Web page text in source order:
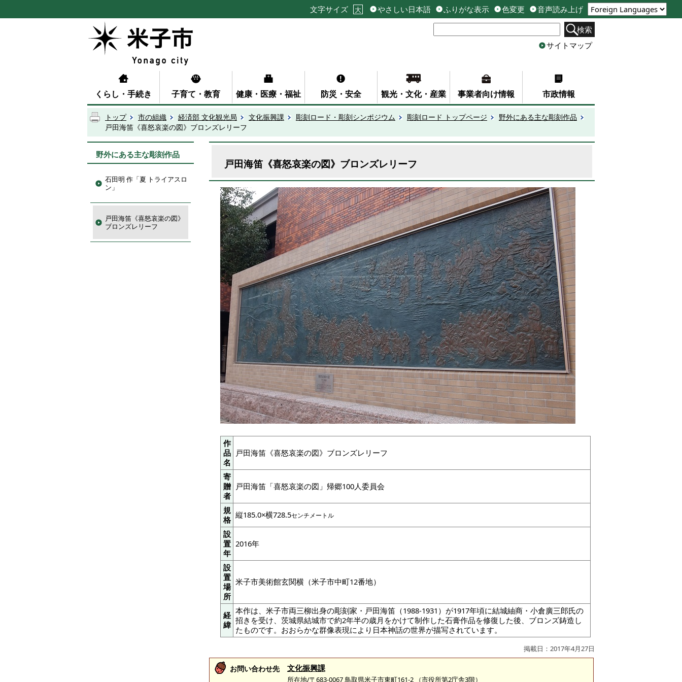
文字サイズ 大 やさしい日本語 ふりがな表示 色変更
音声読み上げ
検索
サイトマップ
くらし・手続き 子育て・教育 健康・医療・福祉 防災・安全 観光・文化・産業 事業者向け情報 市政情報
トップ 市の組織 経済部 文化観光局 文化振興課 彫刻ロード・彫刻シンポジウム 彫刻ロード トップページ
野外にある主な彫刻作品
戸田海笛《喜怒哀楽の図》ブロンズレリーフ
野外にある主な彫刻作品
石田明 作「夏 トライアスロ
ン」
戸田海笛《喜怒哀楽の図》
ブロンズレリーフ
戸田海笛《喜怒哀楽の図》ブロンズレリーフ
作
品
名
戸田海笛《喜怒哀楽の図》ブロンズレリーフ
寄
贈
者
戸田海笛「喜怒哀楽の図」帰郷100人委員会
規
格 縦185.0×横728.5センチメートル
設
置
年
2016年
設
置
場
所
米子市美術館玄関横（米子市中町12番地）
経
緯
本作は、米子市両三柳出身の彫刻家・戸田海笛（1988-1931）が1917年頃に結城紬商・小倉廣三郎氏の
招きを受け、茨城県結城市で約2年半の歳月をかけて制作した石膏作品を修復した後、ブロンズ鋳造し
たものです。おおらかな群像表現により日本神話の世界が描写されています。
掲載日：2017年4月27日
お問い合わせ先 文化振興課
所在地/〒683-0067 鳥取県米子市東町161-2 （市役所第2庁舎3階）